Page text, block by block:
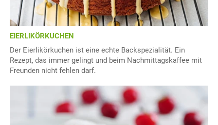
EIERLIKÖRKUCHEN
Der Eierlikörkuchen ist eine echte Backspezialität. Ein
Rezept, das immer gelingt und beim Nachmittagskaffee mit
Freunden nicht fehlen darf.